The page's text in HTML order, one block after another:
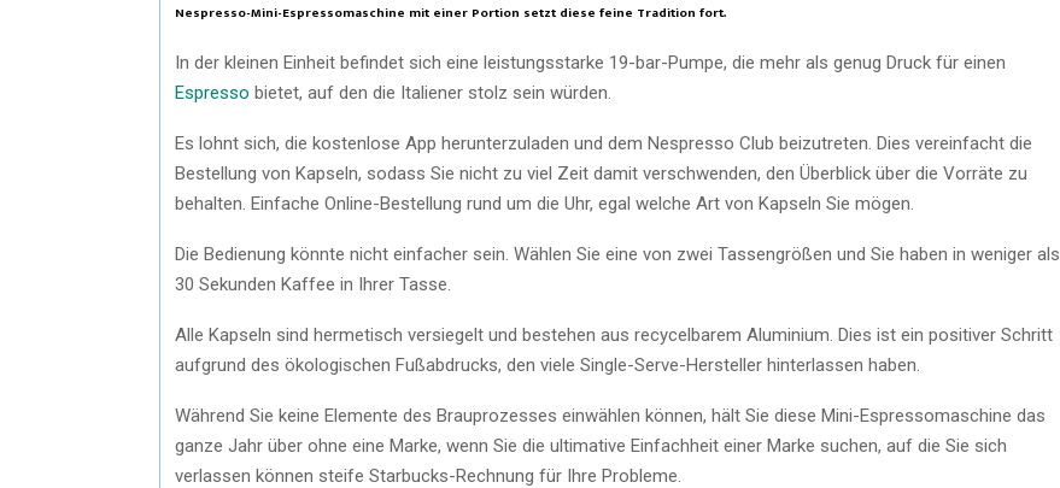
Nespresso-Mini-Espressomaschine mit einer Portion setzt diese feine Tradition fort.
In der kleinen Einheit befindet sich eine leistungsstarke 19-bar-Pumpe, die mehr als genug Druck für einen
Espresso bietet, auf den die Italiener stolz sein würden.
Es lohnt sich, die kostenlose App herunterzuladen und dem Nespresso Club beizutreten. Dies vereinfacht die
Bestellung von Kapseln, sodass Sie nicht zu viel Zeit damit verschwenden, den Überblick über die Vorräte zu
behalten. Einfache Online-Bestellung rund um die Uhr, egal welche Art von Kapseln Sie mögen.
Die Bedienung könnte nicht einfacher sein. Wählen Sie eine von zwei Tassengrößen und Sie haben in weniger als
30 Sekunden Kaffee in Ihrer Tasse.
Alle Kapseln sind hermetisch versiegelt und bestehen aus recycelbarem Aluminium. Dies ist ein positiver Schritt
aufgrund des ökologischen Fußabdrucks, den viele Single-Serve-Hersteller hinterlassen haben.
Während Sie keine Elemente des Brauprozesses einwählen können, hält Sie diese Mini-Espressomaschine das
ganze Jahr über ohne eine Marke, wenn Sie die ultimative Einfachheit einer Marke suchen, auf die Sie sich
verlassen können steife Starbucks-Rechnung für Ihre Probleme.